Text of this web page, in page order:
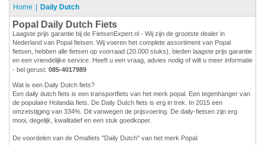
Home Daily Dutch
Popal Daily Dutch Fiets
Laagste prijs garantie bij de FietsenExpert.nl - Wij zijn de grootste dealer in
Nederland van Popal fietsen. Wij voeren het complete assortiment van Popal
fietsen, hebben alle fietsen op voorraad (20.000 stuks), bieden laagste prijs garantie
en een vriendelijke service. Heeft u een vraag, advies nodig of wilt u meer informatie
- bel gerust: 085-4017989
Wat is een Daily Dutch fiets?
Een daily dutch fiets is een transportfiets van het merk popal. Een tegenhanger van
de populaire Holandia fiets. De Daily Dutch fiets is erg in trek. In 2015 een
omzetstijging van 334%. Dit vanwegen de prijsvoering. De daily-fietsen zijn erg
mooi, degelijk, kwalitatief en een stuk goedkoper.
De voordelen van de Omafiets "Daily Dutch" van het merk Popal: